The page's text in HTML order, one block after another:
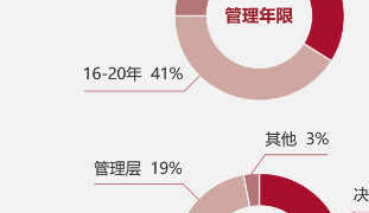
月课程宣讲会—5月10日/上海
SAIF金融E沙龙：中资企业境外债
券投融资高峰论坛/5.10 上海
SAIF金融EMBA/EE/DBA公开课
“波动与前行-2017年全球经济金融